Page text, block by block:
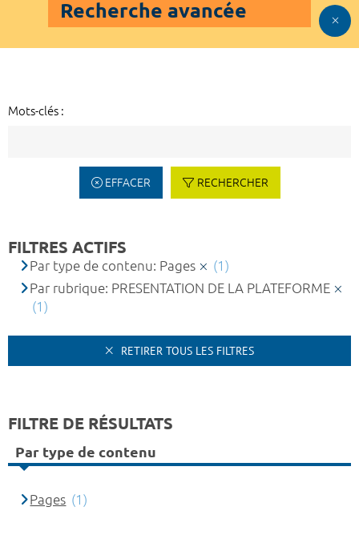
Recherche avancée
Mots-clés :
EFFACER RECHERCHER
FILTRES ACTIFS
Par type de contenu: Pages
(1)
Par rubrique: PRESENTATION DE LA PLATEFORME
(1)
RETIRER TOUS LES FILTRES
FILTRE DE RÉSULTATS
Par type de contenu
Pages (1)